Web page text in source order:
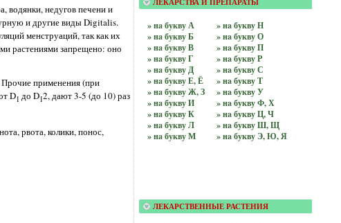
водянки, недугов печени и
и другие виды Digitalis.
менструаций, так как их
растениями запрещено: оно
Прочие применения (при
D1 до D12, дают 3-5 (до 10) раз
рвота, колики, понос,
ЛЕКАРСТВА И ПРЕПАРАТЫ
» нa букву А
» нa букву Б
» нa букву В
» нa букву Г
» нa букву Д
» нa букву Е, Ё
» нa букву Ж, З
» нa букву И
» нa букву К
» нa букву Л
» нa букву М
» нa букву Н
» нa букву О
» нa букву П
» нa букву Р
» нa букву С
» нa букву Т
» нa букву У
» нa букву Ф, Х
» нa букву Ц, Ч
» нa букву Ш, Щ
» нa букву Э, Ю, Я
ЛЕКАРСТВЕННЫЕ РАСТЕНИЯ